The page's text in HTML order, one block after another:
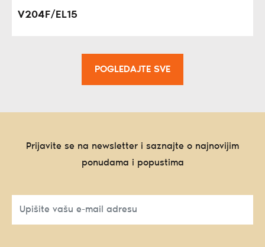
V204F/EL15
POGLEDAJTE SVE
Prijavite se na newsletter i saznajte o najnovijim
ponudama i popustima